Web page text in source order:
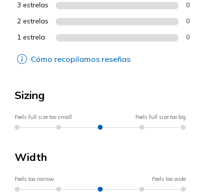
3 estrelas 0
2 estrelas 0
1 estrela 0
Cómo recopilamos reseñas
Sizing
Feels full size too small Feels full size too big
Width
Feels too narrow Feels too wide